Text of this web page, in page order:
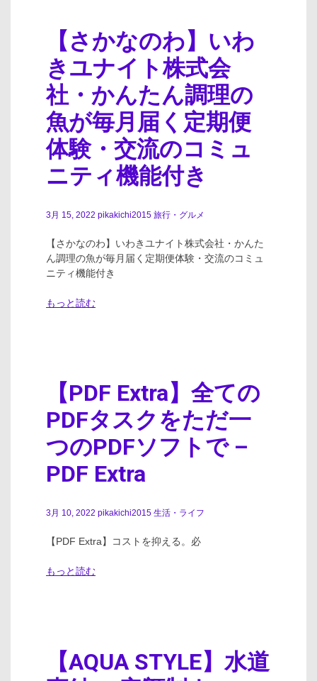
【さかなのわ】いわ
きユナイト株式会
社・かんたん調理の
魚が毎月届く定期便
体験・交流のコミュ
ニティ機能付き
3月 15, 2022 pikakichi2015 旅行・グルメ
【さかなのわ】いわきユナイト株式会社・かんた
ん調理の魚が毎月届く定期便体験・交流のコミュ
ニティ機能付き
もっと読む
【PDF Extra】全ての
PDFタスクをただ一
つのPDFソフトで –
PDF Extra
3月 10, 2022 pikakichi2015 生活・ライフ
【PDF Extra】コストを抑える。必
もっと読む
【AQUA STYLE】水道